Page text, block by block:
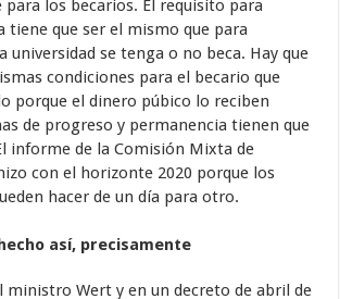
para los becarios. El requisito para
tiene que ser el mismo que para
universidad se tenga o no beca. Hay que
condiciones para el becario que
porque el dinero púbico lo reciben
de progreso y permanencia tienen que
informe de la Comisión Mixta de
con el horizonte 2020 porque los
hacer de un día para otro.
así, precisamente
ministro Wert y en un decreto de abril de